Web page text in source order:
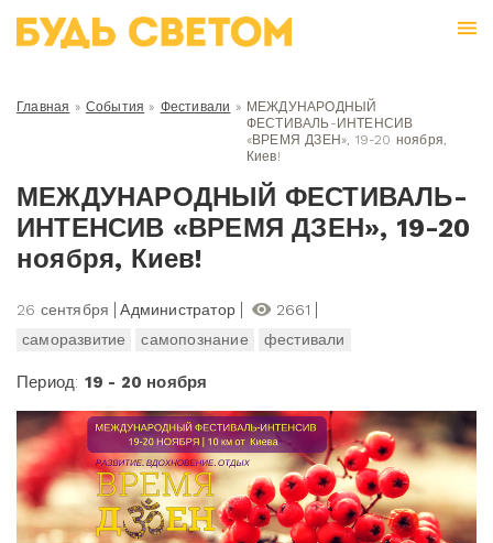
Главная » События » Фестивали » МЕЖДУНАРОДНЫЙ
ФЕСТИВАЛЬ-ИНТЕНСИВ
«ВРЕМЯ ДЗЕН», 19-20 ноября,
Киев!
МЕЖДУНАРОДНЫЙ ФЕСТИВАЛЬ-
ИНТЕНСИВ «ВРЕМЯ ДЗЕН», 19-20
ноября, Киев!
26 сентября Администратор
2661
саморазвитие
самопознание фестивали
Период: 19 - 20 ноября